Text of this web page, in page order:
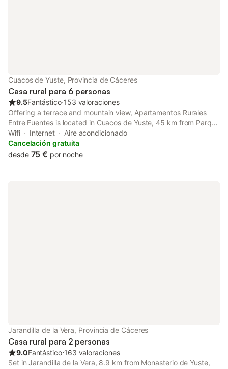
Cuacos de Yuste, Provincia de Cáceres
Casa rural para 6 personas
9.5Fantástico⋅153 valoraciones
Offering a terrace and mountain view, Apartamentos Rurales
Entre Fuentes is located in Cuacos de Yuste, 45 km from Parque
Natural de Monfragüe and 42 km from Plaza Mayor.
Wifi Internet
Aire acondicionado
Cancelación gratuita
desde 75 € por noche
Jarandilla de la Vera, Provincia de Cáceres
Casa rural para 2 personas
9.0Fantástico⋅163 valoraciones
Set in Jarandilla de la Vera, 8.9 km from Monasterio de Yuste,